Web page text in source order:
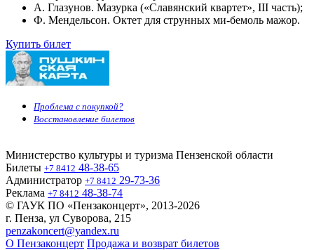
А. Глазунов. Мазурка («Славянский квартет», III часть);
Ф. Мендельсон. Октет для струнных ми‑бемоль мажор.
Купить билет
Проблема с покупкой?
Восстановление билетов
Министерство культуры и туризма Пензенской области
Билеты +7 8412 48-38-65
Администратор +7 8412 29-73-36
Реклама +7 8412 48-38-74
© ГАУК ПО «Пензаконцерт», 2013-2026
г. Пенза, ул Суворова, 215
penzakoncert@yandex.ru
О Пензаконцерт Продажа и возврат билетов